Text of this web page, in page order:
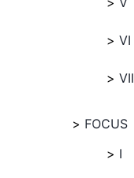
VI
VII
FOCUS
I